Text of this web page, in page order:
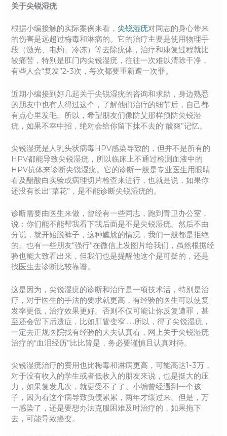
关于尖锐湿疣
根据小编接触的实际案例来看， 尖锐湿疣对同志的身心带来
的伤害是远超过梅毒和淋病的。它的治疗主要是使用物理手
段（激光、电灼、冷冻）等去除疣体，治疗和康复过程就比
较痛苦，特别是肛门内尖锐湿疣，往往一次难以清除干净，
有些人会“复发”2-3次，每次都要重新遭一次罪。
近期小编接到好几起关于尖锐湿疣的咨询和求助，身边熟悉
的朋友中也有人得过这个，了解他们治疗的细节后，自己都
有点心里发毛。所以，希望朋友们像防艾那样预防尖锐湿
疣，如果不幸中招，绝对会给你留下抹不去的“酸爽”记忆。
尖锐湿疣是人乳头状病毒HPV感染导致的，但并不是所有的
HPV都能导致尖锐湿疣，所以临床上不通过检测血液中的
HPV抗体来诊断尖锐湿疣。它的诊断一般是专业医生用眼睛
看及醋酸白实验或病理切片检查来进行，也就是说，如果你
还没有长出“菜花”，是不能诊断尖锐湿疣的。
诊断需要由医生来做，曾经有一些同志，跑到青卫办公室，
说：你们能不能帮我看下我后面是不是尖锐湿疣。然后不由
分说，就开始脱裤子，这种尴尬的情况，我们一般都是拒绝
的。也有一些朋友“强行”在微信上发图片给我们，虽然根据经
验也能大致看出来，但我们也是提醒他这个是可疑的，还是
找医生去诊断比较靠谱。
这是因为，尖锐湿疣的诊断和治疗是一项技术活，特别是治
疗，对于医生的手法的要求就更高，有经验的医生可以使复
发率更低，治疗效果更好。否则不仅可能让你反复遭罪，甚
至还会留下后遗症，比如肛管变窄……所以，得了尖锐湿疣，
一定去正规医院找有经验的大夫认真看，网上关于尖锐湿疣
治疗的“血泪经历”比比皆是，务必要谨慎且认真对待。
尖锐湿疣治疗的费用也比梅毒和淋病更高，可能高达1-3万，
对于没有收入的学生或者低收入的朋友来说，也是挺大的压
力，如果复发几次，就更受不了了。小编曾经遇到一个孩
子，因为看这个病导致负债累累，两年才缓过来。但是，万
一感染了，还是要想办法克服困难及时治疗的，如果拖下
去，可能导致癌变。